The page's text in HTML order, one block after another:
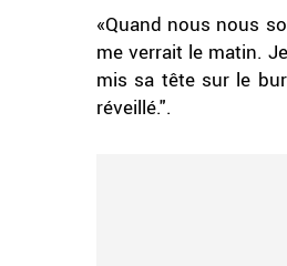
«Quand nous nous
me verrait le matin.
mis sa tête sur le
réveillé.".